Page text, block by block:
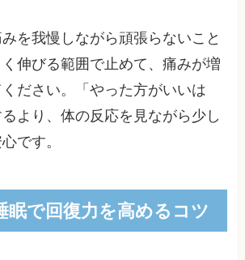
を我慢しながら頑張らないこと
伸びる範囲で止めて、痛みが増
ださい。「やった方がいいは
より、体の反応を見ながら少し
です。
眠で回復力を高めるコツ